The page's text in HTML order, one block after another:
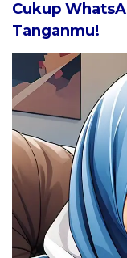
Cukup
Tanganmu!